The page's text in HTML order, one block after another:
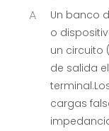
A
Un banco
o
un circuito
de salida
cargas